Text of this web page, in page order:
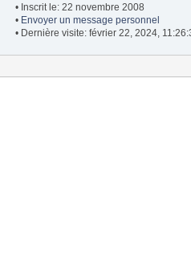
• Inscrit le: 22 novembre 2008
• Envoyer un message personnel
• Dernière visite: février 22, 2024,